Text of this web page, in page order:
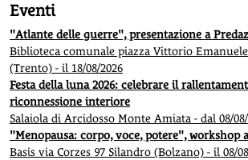
Eventi
"Atlante delle guerre", presentazione a
Biblioteca comunale piazza Vittorio
(Trento) - il 18/08/2026
Festa della luna 2026: celebrare il
riconnessione interiore
Salaiola di Arcidosso Monte Amiata - dal 08/08/
"Menopausa: corpo, voce, potere", workshop
Basis via Corzes 97 Silandro (Bolzano) - il 08/